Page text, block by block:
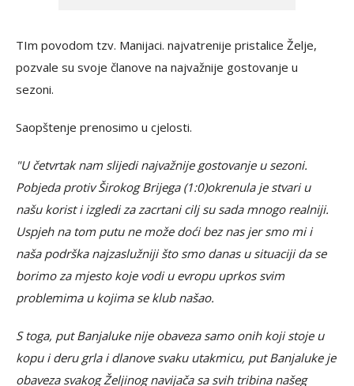
TIm povodom tzv. Manijaci. najvatrenije pristalice Želje,
pozvale su svoje članove na najvažnije gostovanje u
sezoni.
Saopštenje prenosimo u cjelosti.
"U četvrtak nam slijedi najvažnije gostovanje u sezoni.
Pobjeda protiv Širokog Brijega (1:0)okrenula je stvari u
našu korist i izgledi za zacrtani cilj su sada mnogo realniji.
Uspjeh na tom putu ne može doći bez nas jer smo mi i
naša podrška najzaslužniji što smo danas u situaciji da se
borimo za mjesto koje vodi u evropu uprkos svim
problemima u kojima se klub našao.
S toga, put Banjaluke nije obaveza samo onih koji stoje u
kopu i deru grla i dlanove svaku utakmicu, put Banjaluke je
obaveza svakog Željinog navijača sa svih tribina našeg